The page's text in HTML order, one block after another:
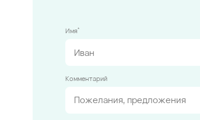
Имя*
Комментарий